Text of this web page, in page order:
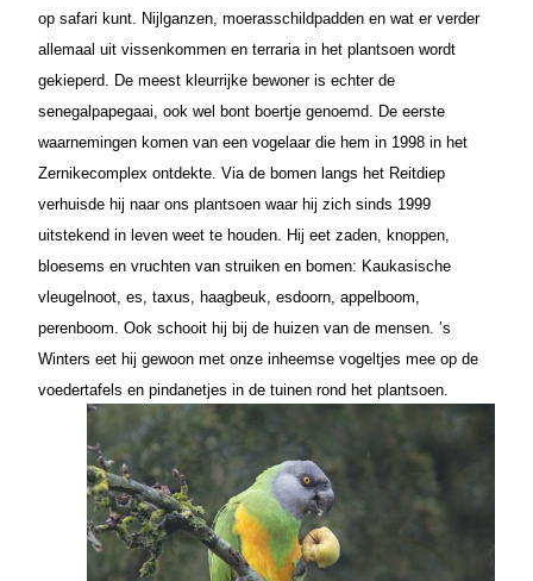
op safari kunt. Nijlganzen, moerasschildpadden en wat er verder
allemaal uit vissenkommen en terraria in het plantsoen wordt
gekieperd. De meest kleurrijke bewoner is echter de
senegalpapegaai, ook wel bont boertje genoemd. De eerste
waarnemingen komen van een vogelaar die hem in 1998 in het
Zernikecomplex ontdekte. Via de bomen langs het Reitdiep
verhuisde hij naar ons plantsoen waar hij zich sinds 1999
uitstekend in leven weet te houden. Hij eet zaden, knoppen,
bloesems en vruchten van struiken en bomen: Kaukasische
vleugelnoot, es, taxus, haagbeuk, esdoorn, appelboom,
perenboom. Ook schooit hij bij de huizen van de mensen. ’s
Winters eet hij gewoon met onze inheemse vogeltjes mee op de
voedertafels en pindanetjes in de tuinen rond het plantsoen.